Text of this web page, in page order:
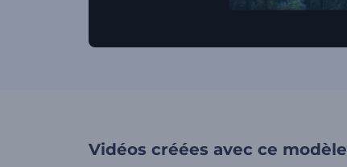
Vidéos créées avec ce modèle